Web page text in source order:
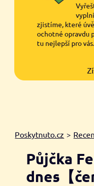
zjistíme, které
ochotné opravdu
tu nejlepší pro vás.
Poskytnuto.cz >
Půjčka
dnes【